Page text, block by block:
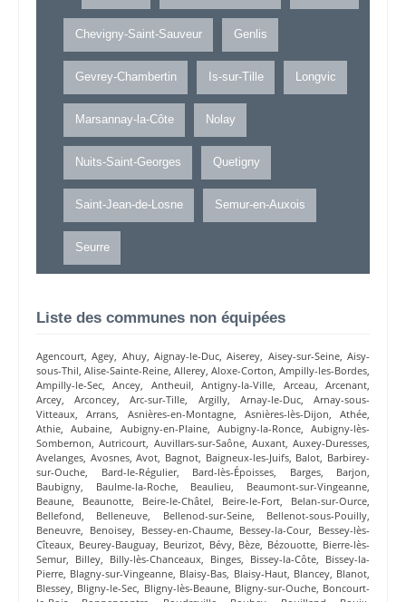
Chevigny-Saint-Sauveur Genlis
Gevrey-Chambertin Is-sur-Tille Longvic
Marsannay-la-Côte Nolay
Nuits-Saint-Georges Quetigny
Saint-Jean-de-Losne Semur-en-Auxois
Seurre
Liste des communes non équipées
Agencourt,Agey, Ahuy,Aignay-le-Duc,Aiserey, Aisey-sur-Seine,Aisy-
sous-Thil, Alise-Sainte-Reine, Allerey, Aloxe-Corton, Ampilly-les-Bordes,
Ampilly-le-Sec,Ancey, Antheuil,Antigny-la-Ville, Arceau,Arcenant,
Arcey,Arconcey,Arc-sur-Tille, Argilly, Arnay-le-Duc,Arnay-sous-
Vitteaux,Arrans, Asnières-en-Montagne, Asnières-lès-Dijon, Athée,
Athie,Aubaine, Aubigny-en-Plaine, Aubigny-la-Ronce, Aubigny-lès-
Sombernon,Autricourt, Auvillars-sur-Saône, Auxant, Auxey-Duresses,
Avelanges, Avosnes,Avot, Bagnot, Baigneux-les-Juifs, Balot, Barbirey-
sur-Ouche, Bard-le-Régulier, Bard-lès-Époisses, Barges, Barjon,
Baubigny, Baulme-la-Roche, Beaulieu, Beaumont-sur-Vingeanne,
Beaune, Beaunotte, Beire-le-Châtel, Beire-le-Fort, Belan-sur-Ource,
Bellefond, Belleneuve, Bellenod-sur-Seine, Bellenot-sous-Pouilly,
Beneuvre, Benoisey, Bessey-en-Chaume, Bessey-la-Cour, Bessey-lès-
Cîteaux, Beurey-Bauguay, Beurizot, Bévy, Bèze, Bézouotte, Bierre-lès-
Semur, Billey, Billy-lès-Chanceaux, Binges, Bissey-la-Côte, Bissey-la-
Pierre, Blagny-sur-Vingeanne, Blaisy-Bas, Blaisy-Haut, Blancey, Blanot,
Blessey, Bligny-le-Sec, Bligny-lès-Beaune, Bligny-sur-Ouche, Boncourt-